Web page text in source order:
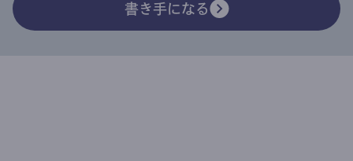
書き手になる